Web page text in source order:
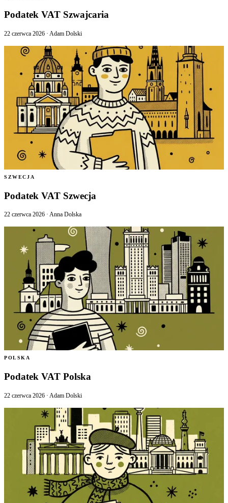
Podatek VAT Szwajcaria
22 czerwca 2026 · Adam Dolski
SZWECJA
Podatek VAT Szwecja
22 czerwca 2026 · Anna Dolska
POLSKA
Podatek VAT Polska
22 czerwca 2026 · Adam Dolski